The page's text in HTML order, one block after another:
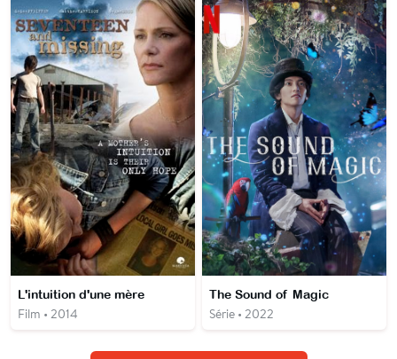
L'intuition d'une mère
Film • 2014
The Sound of Magic
Série • 2022